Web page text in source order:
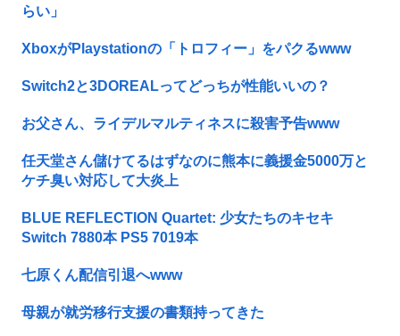
らい」
XboxがPlaystationの「トロフィー」をパクるwww
Switch2と3DOREALってどっちが性能いいの？
お父さん、ライデルマルティネスに殺害予告www
任天堂さん儲けてるはずなのに熊本に義援金5000万と
ケチ臭い対応して大炎上
BLUE REFLECTION Quartet: 少女たちのキセキ
Switch 7880本 PS5 7019本
七原くん配信引退へwww
母親が就労移行支援の書類持ってきた